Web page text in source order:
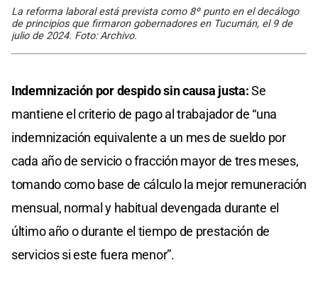
La reforma laboral está prevista como 8º punto en el decálogo
de principios que firmaron gobernadores en Tucumán, el 9 de
julio de 2024. Foto: Archivo.
Indemnización por despido sin causa justa:Se
mantiene el criterio de pago al trabajador de “una
indemnización equivalente a un mes de sueldo por
cada año de servicio o fracción mayor de tres meses,
tomando como base de cálculo la mejor remuneración
mensual, normal y habitual devengada durante el
último año o durante el tiempo de prestación de
servicios si este fuera menor”.